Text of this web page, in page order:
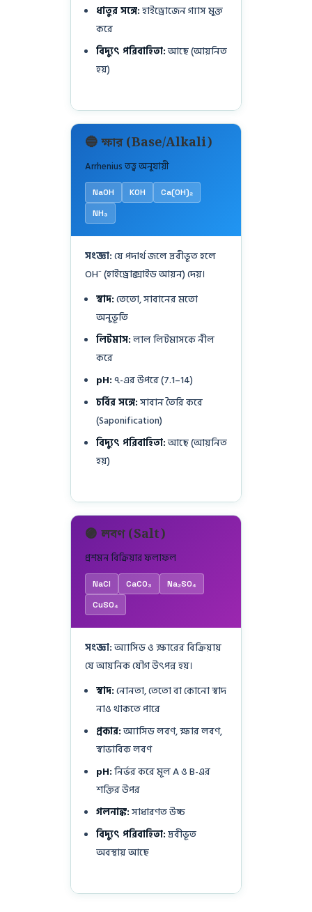
ধাতুর সঙ্গে:হাইড্রোজেন গ্যাস মুক্ত
করে
বিদ্যুৎ পরিবাহিতা:আছে (আয়নিত
হয়)
🔵 ক্ষার (Base/Alkali)
Arrhenius তত্ত্ব অনুযায়ী
NaOH KOH
Ca(OH)₂
NH₃
সংজ্ঞা:যে পদার্থ জলে দ্রবীভূত হলে
OH⁻ (হাইড্রোক্সাইড আয়ন) দেয়।
স্বাদ:তেতো, সাবানের মতো
অনুভূতি
লিটমাস:লাল লিটমাসকে নীল
করে
pH:৭-এর উপরে (7.1–14)
চর্বির সঙ্গে:সাবান তৈরি করে
(Saponification)
বিদ্যুৎ পরিবাহিতা:আছে (আয়নিত
হয়)
🟣 লবণ (Salt)
প্রশমন বিক্রিয়ার ফলাফল
NaCl CaCO₃
Na₂SO₄
CuSO₄
সংজ্ঞা:অ্যাসিড ও ক্ষারের বিক্রিয়ায়
যে আয়নিক যৌগ উৎপন্ন হয়।
স্বাদ:নোনতা, তেতো বা কোনো স্বাদ
নাও থাকতে পারে
প্রকার:অ্যাসিড লবণ, ক্ষার লবণ,
স্বাভাবিক লবণ
pH:নির্ভর করে মূল A ও B-এর
শক্তির উপর
গলনাঙ্ক:সাধারণত উচ্চ
বিদ্যুৎ পরিবাহিতা:দ্রবীভূত
অবস্থায় আছে